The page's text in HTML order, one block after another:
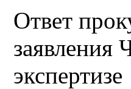
Ответ
заявления
экспертизе